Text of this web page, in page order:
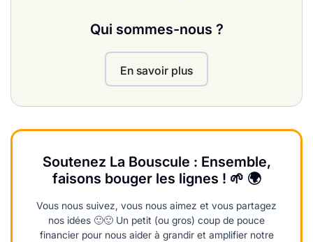
Qui sommes-nous ?
En savoir plus
Soutenez La Bouscule : Ensemble,
faisons bouger les lignes ! 🌱 🌍
Vous nous suivez, vous nous aimez et vous partagez
nos idées 🙂🙂 Un petit (ou gros) coup de pouce
financier pour nous aider à grandir et amplifier notre